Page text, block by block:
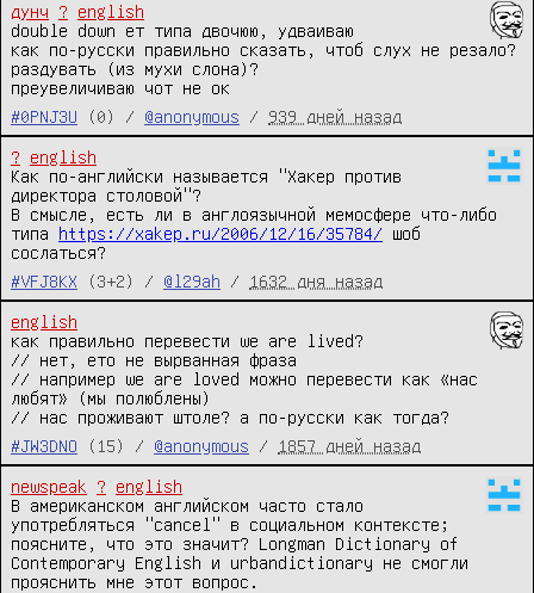
дунч ?
english
double down ет типа двочюю, удваиваю
как по-русски правильно сказать, чтоб слух не резало?
раздувать (из мухи слона)?
преувеличиваю чот не ок
#0PNJ3U
(0) / @anonymous / 939 дней назад
?
english
Как по-английски называется "Хакер против
директора столовой"?
В смысле, есть ли в англоязычной мемосфере что-либо
типа https://xakep.ru/2006/12/16/35784/ шоб
сослаться?
#VFJ8KX
(3+2) / @l29ah / 1632 дня назад
english
как правильно перевести we are lived?
// нет, ето не вырванная фраза
// например we are loved можно перевести как «нас
любят» (мы полюблены)
// нас проживают штоле? а по-русски как тогда?
#JW3DNO
(15) / @anonymous / 1857 дней назад
newspeak ?
english
В американском английском часто стало
употребляться "cancel" в социальном контексте;
поясните, что это значит? Longman Dictionary of
Contemporary English и urbandictionary не смогли
прояснить мне этот вопрос.